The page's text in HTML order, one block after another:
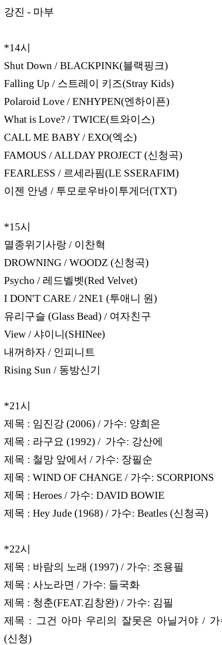
강진 - 마부
*14시
Shut Down / BLACKPINK(블랙핑크)
Falling Up / 스트레이 키즈(Stray Kids)
Polaroid Love / ENHYPEN(엔하이픈)
What is Love? / TWICE(트와이스)
CALL ME BABY / EXO(엑소)
FAMOUS / ALLDAY PROJECT (신청곡)
FEARLESS / 르세라핌(LE SSERAFIM)
이젠 안녕 / 투모로우바이투게더(TXT)
*15시
멸종위기사랑 / 이찬혁
DROWNING / WOODZ (신청곡)
Psycho / 레드벨벳(Red Velvet)
I DON'T CARE / 2NE1 (투애니 원)
유리구슬 (Glass Bead) / 여자친구
View / 샤이니(SHINee)
내꺼하자 / 인피니트
Rising Sun / 동방신기
*21시
제목 : 임진강 (2006) / 가수: 양희은
제목 : 라구요 (1992) / 가수: 강산에
제목 : 철망 앞에서 / 가수: 장필순
제목 : WIND OF CHANGE / 가수: SCORPIONS
제목 : Heroes / 가수: DAVID BOWIE
제목 : Hey Jude (1968) / 가수: Beatles (신청곡)
*22시
제목 : 바람의 노래 (1997) / 가수: 조용필
제목 : 사노라면 / 가수: 들국화
제목 : 청춘(FEAT.김창완) / 가수: 김필
제목 : 그건 아마 우리의 잘못은 아닐거야 /
(신청)